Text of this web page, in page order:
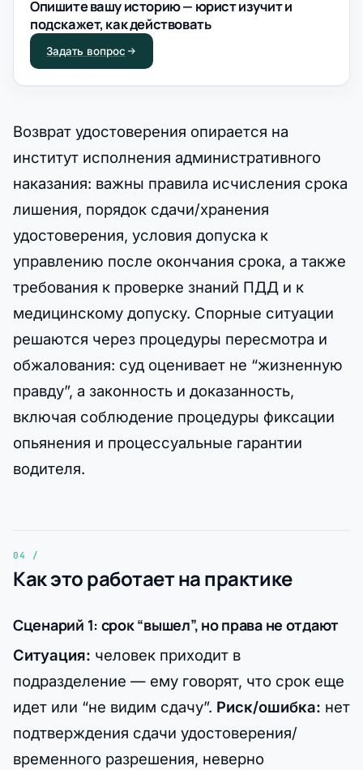
Опишите вашу историю — юрист изучит и
подскажет, как действовать
Задать вопрос
Возврат удостоверения опирается на
институт исполнения административного
наказания: важны правила исчисления срока
лишения, порядок сдачи/хранения
удостоверения, условия допуска к
управлению после окончания срока, а также
требования к проверке знаний ПДД и к
медицинскому допуску. Спорные ситуации
решаются через процедуры пересмотра и
обжалования: суд оценивает не “жизненную
правду”, а законность и доказанность,
включая соблюдение процедуры фиксации
опьянения и процессуальные гарантии
водителя.
Как это работает на практике
Сценарий 1: срок “вышел”, но права не отдают
Ситуация: человек приходит в
подразделение — ему говорят, что срок еще
идет или “не видим сдачу”. Риск/ошибка: нет
подтверждения сдачи удостоверения/
временного разрешения, неверно